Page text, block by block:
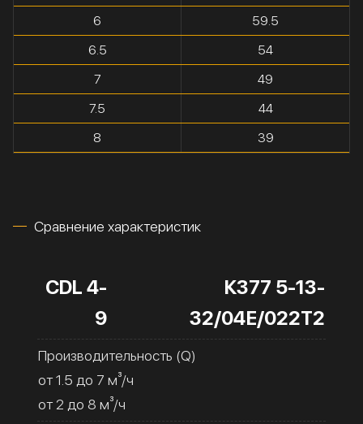
6
59.5
6.5
54
7
49
7.5
44
8
39
Сравнение характеристик
CDL 4-
9
К377 5-13-
32/04Е/022Т2
Производительность (Q)
от 1.5 до 7 м³/ч
от 2 до 8 м³/ч